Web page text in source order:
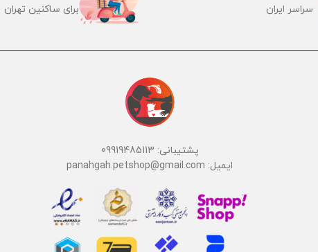
برای ساکنین تهران سراسر ایران
پشتیبانی: 09919485113
ایمیل: panahgah.petshop@gmail.com